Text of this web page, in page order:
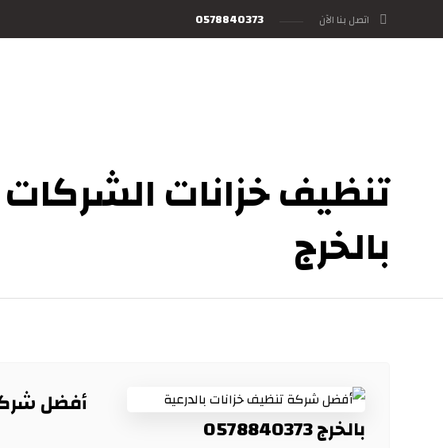
اتصل بنا الآن 0578840373
تنظيف خزانات الشركات
بالخرج
أفضل
بالخرج 0578840373